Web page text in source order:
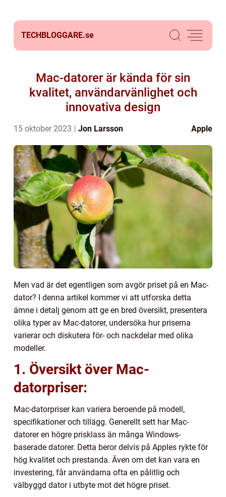
TECHBLOGGARE.se
Mac-datorer är kända för sin
kvalitet, användarvänlighet och
innovativa design
15 oktober 2023 Jon Larsson Apple
Men vad är det egentligen som avgör priset på en Mac-
dator? I denna artikel kommer vi att utforska detta
ämne i detalj genom att ge en bred översikt, presentera
olika typer av Mac-datorer, undersöka hur priserna
varierar och diskutera för- och nackdelar med olika
modeller.
1. Översikt över Mac-
datorpriser:
Mac-datorpriser kan variera beroende på modell,
specifikationer och tillägg. Generellt sett har Mac-
datorer en högre prisklass än många Windows-
baserade datorer. Detta beror delvis på Apples rykte för
hög kvalitet och prestanda. Även om det kan vara en
investering, får användarna ofta en pålitlig och
välbyggd dator i utbyte mot det högre priset.